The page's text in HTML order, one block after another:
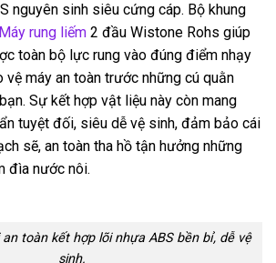
nguyên sinh siêu cứng cáp. Bộ khung
Máy rung liếm 2 đầu Wistone Rohs giúp
toàn bộ lực rung vào đúng điểm nhạy
máy an toàn trước những cú quằn
Sự kết hợp vật liệu này còn mang
tuyệt đối, siêu dễ vệ sinh, đảm bảo cái
sẽ, an toàn tha hồ tận hưởng những
đìa nước nôi.
toàn kết hợp lõi nhựa ABS bền bỉ, dễ vệ
sinh.